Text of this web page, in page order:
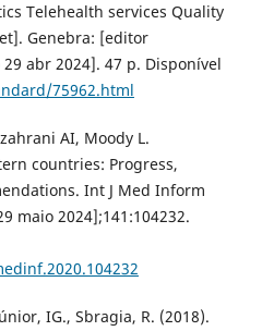
Telehealth services Quality
Genebra: [editor
abr 2024]. 47 p. Disponível
75962.html
AI, Moody L.
countries: Progress,
Int J Med Inform
maio 2024];141:104232.
IG., Sbragia, R. (2018).